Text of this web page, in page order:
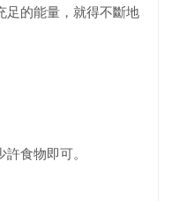
足的能量，就得不斷地
食物即可。